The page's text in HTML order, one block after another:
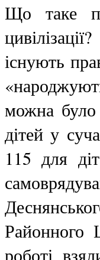
Що таке
існують
можна було
дітей у
115 для
Районного
роботі